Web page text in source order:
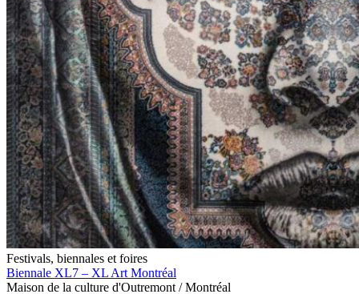
Festivals, biennales et foires
Biennale XL7 – XL Art Montréal
Maison de la culture d'Outremont / Montréal